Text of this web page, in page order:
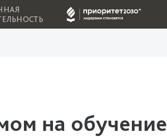
на обучение